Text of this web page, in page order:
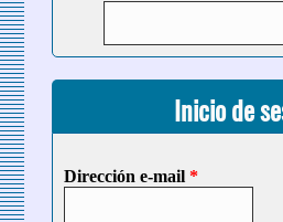
Inicio de
Dirección e-mail *